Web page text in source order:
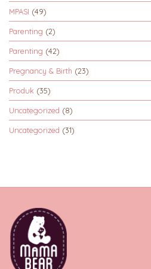
MPASI (49)
Parenting (2)
Parenting (42)
Pregnancy & Birth (23)
Produk (35)
Uncategorized (8)
Uncategorized (31)